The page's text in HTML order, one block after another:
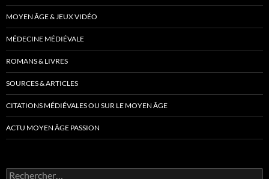
MOYEN ÂGE & JEUX VIDÉO
MÉDECINE MÉDIÉVALE
ROMANS & LIVRES
SOURCES & ARTICLES
CITATIONS MÉDIÉVALES OU SUR LE MOYEN ÂGE
ACTU MOYEN ÂGE PASSION
Rechercher :